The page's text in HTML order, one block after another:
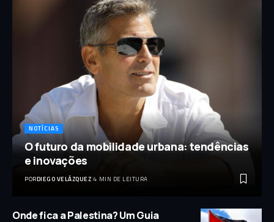
NOTÍCIAS
O futuro da mobilidade urbana: tendências
e inovações
PORDIEGO VELÁZQUEZ 4 MIN DE LEITURA
Onde fica a Palestina? Um Guia